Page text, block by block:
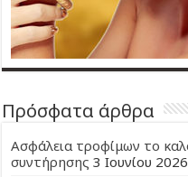
Πρόσφατα άρθρα
Ασφάλεια τροφίμων το
συντήρησης 3 Ιουνίου 2026